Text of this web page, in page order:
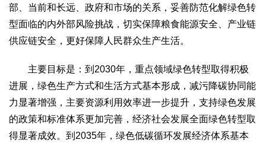
杂志简介 杂志编委会 组织机构 联系我们 智慧中国动态
智慧城市
智慧环保
智慧会客厅 县域经济 城乡建设 乡村振兴
康养
工作动态 康养思语 明星老人 项目介绍
县域经济
成果展示
政策发布 视频播报 工程案例
康养智库
部、当前和长远、政府和市场的关系，妥善防范化解绿色转
型面临的内外部风险挑战，切实保障粮食能源安全、产业链
供应链安全，更好保障人民群众生产生活。
主要目标是：到2030年，重点领域绿色转型取得积极
进展，绿色生产方式和生活方式基本形成，减污降碳协同能
力显著增强，主要资源利用效率进一步提升，支持绿色发展
的政策和标准体系更加完善，经济社会发展全面绿色转型取
得显著成效。到2035年，绿色低碳循环发展经济体系基本